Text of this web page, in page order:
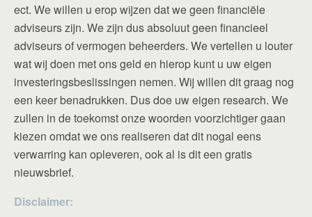
ect. We willen u erop wijzen dat we geen financiële
adviseurs zijn. We zijn dus absoluut geen financieel
adviseurs of vermogen beheerders. We vertellen u louter
wat wij doen met ons geld en hierop kunt u uw eigen
investeringsbeslissingen nemen. Wij willen dit graag nog
een keer benadrukken. Dus doe uw eigen research. We
zullen in de toekomst onze woorden voorzichtiger gaan
kiezen omdat we ons realiseren dat dit nogal eens
verwarring kan opleveren, ook al is dit een gratis
nieuwsbrief.
Disclaimer: